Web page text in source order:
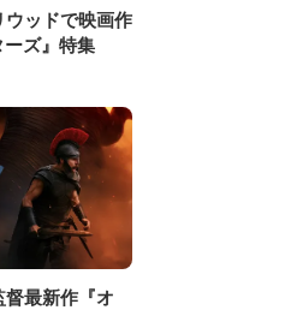
ウッドで映画作
ーズ』特集
最新作『オ